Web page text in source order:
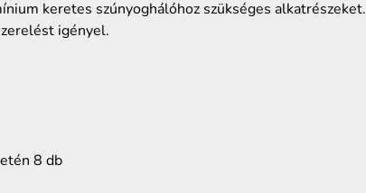
keretes szúnyoghálóhoz szükséges alkatrészeket.
igényel.
8 db